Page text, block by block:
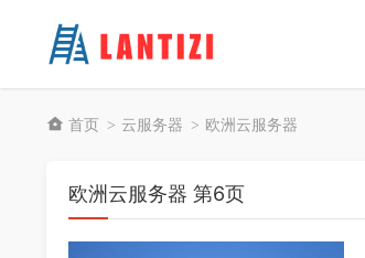
首页 > 云服务器 > 欧洲云服务器
欧洲云服务器 第6页